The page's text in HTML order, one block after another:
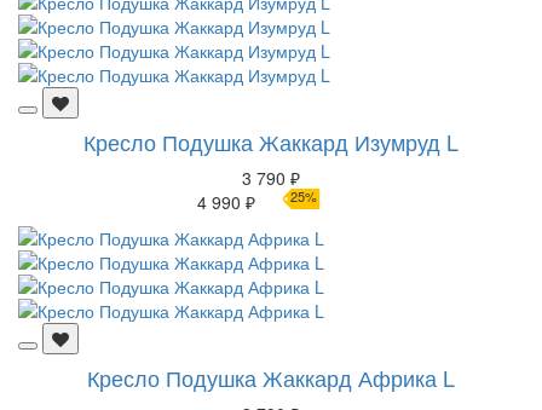
Кресло Подушка Жаккард Изумруд L
3 790 ₽
4 990 ₽
25%
Кресло Подушка Жаккард Африка L